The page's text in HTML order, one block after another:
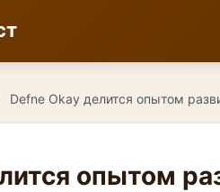
Defne Okay делится опытом
опытом